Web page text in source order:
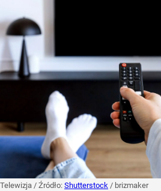
Telewizja / Źródło: Shutterstock / brizmaker